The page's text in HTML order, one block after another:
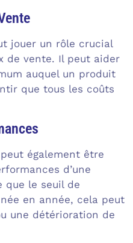
jouer un rôle crucial
de vente. Il peut aider
auquel un produit
que tous les coûts
également être
d’une
que le seuil de
en année, cela peut
une détérioration de